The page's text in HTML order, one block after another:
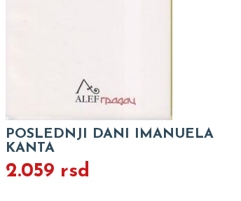
POSLEDNJI DANI IMANUELA
KANTA
2.059 rsd